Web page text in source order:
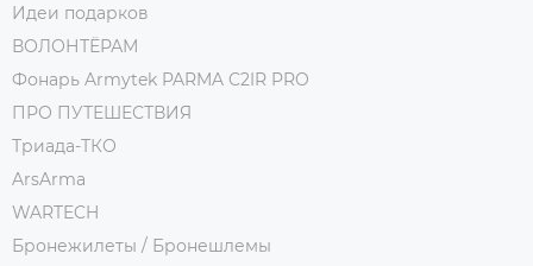
Идеи подарков
ВОЛОНТЁРАМ
Фонарь Armytek PARMA C2IR PRO
ПРО ПУТЕШЕСТВИЯ
Триада-ТКО
ArsArma
WARTECH
Бронежилеты / Бронешлемы